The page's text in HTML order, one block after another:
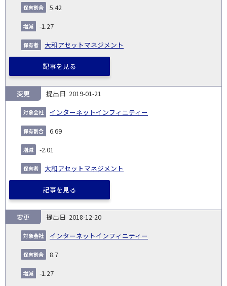
5.42
-1.27
大和アセットマネジメント
記事を見る
2019-01-21
インターネットインフィニティー
変更
6.69
-2.01
大和アセットマネジメント
記事を見る
2018-12-20
インターネットインフィニティー
変更
8.7
-1.27